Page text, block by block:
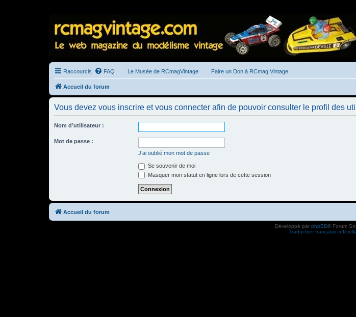
Raccourcis FAQ Le Musée de RCmagVintage Faire un Don à RCmag Vintage
Accueil du forum
Vous devez vous inscrire et vous connecter afin de pouvoir consulter le profil des
Nom d’utilisateur :
Mot de passe :
J’ai oublié mon mot de passe
Se souvenir de moi
Masquer mon statut en ligne lors de cette session
Accueil du forum
Développé par phpBB® Forum
Traduction française officielle